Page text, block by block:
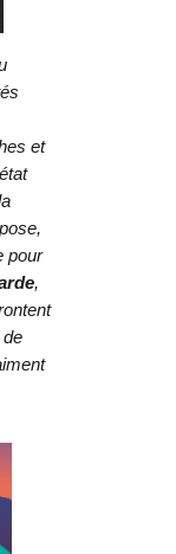
et
pour
,
de